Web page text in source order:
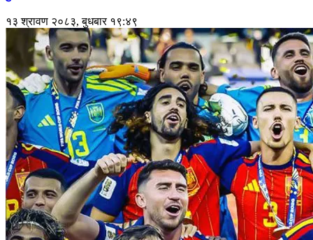
१३ श्रावण २०८३, बुधबार १९:४९